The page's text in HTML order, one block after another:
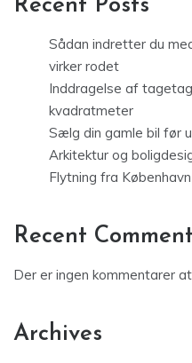
Recent Posts
Sådan indretter du
virker rodet
Inddragelse af
kvadratmeter
Sælg din gamle bil før
Arkitektur og
Flytning fra
Recent
Der er ingen kommentarer
Archives